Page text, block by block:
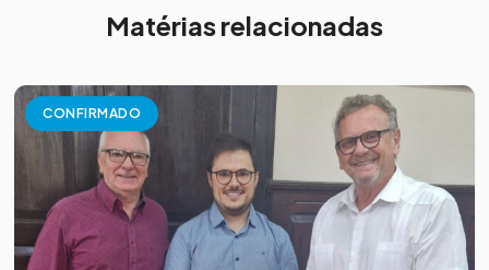
Matérias relacionadas
CONFIRMADO